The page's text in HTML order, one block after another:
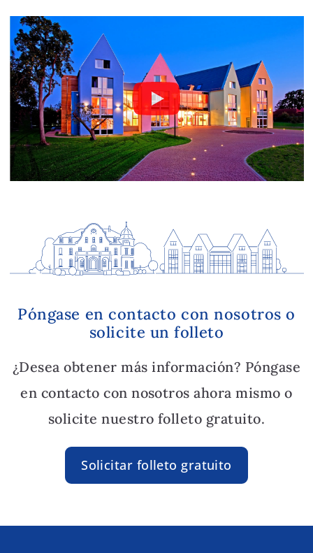
Póngase en contacto con nosotros o
solicite un folleto
¿Desea obtener más información? Póngase
en contacto con nosotros ahora mismo o
solicite nuestro folleto gratuito.
Solicitar folleto gratuito